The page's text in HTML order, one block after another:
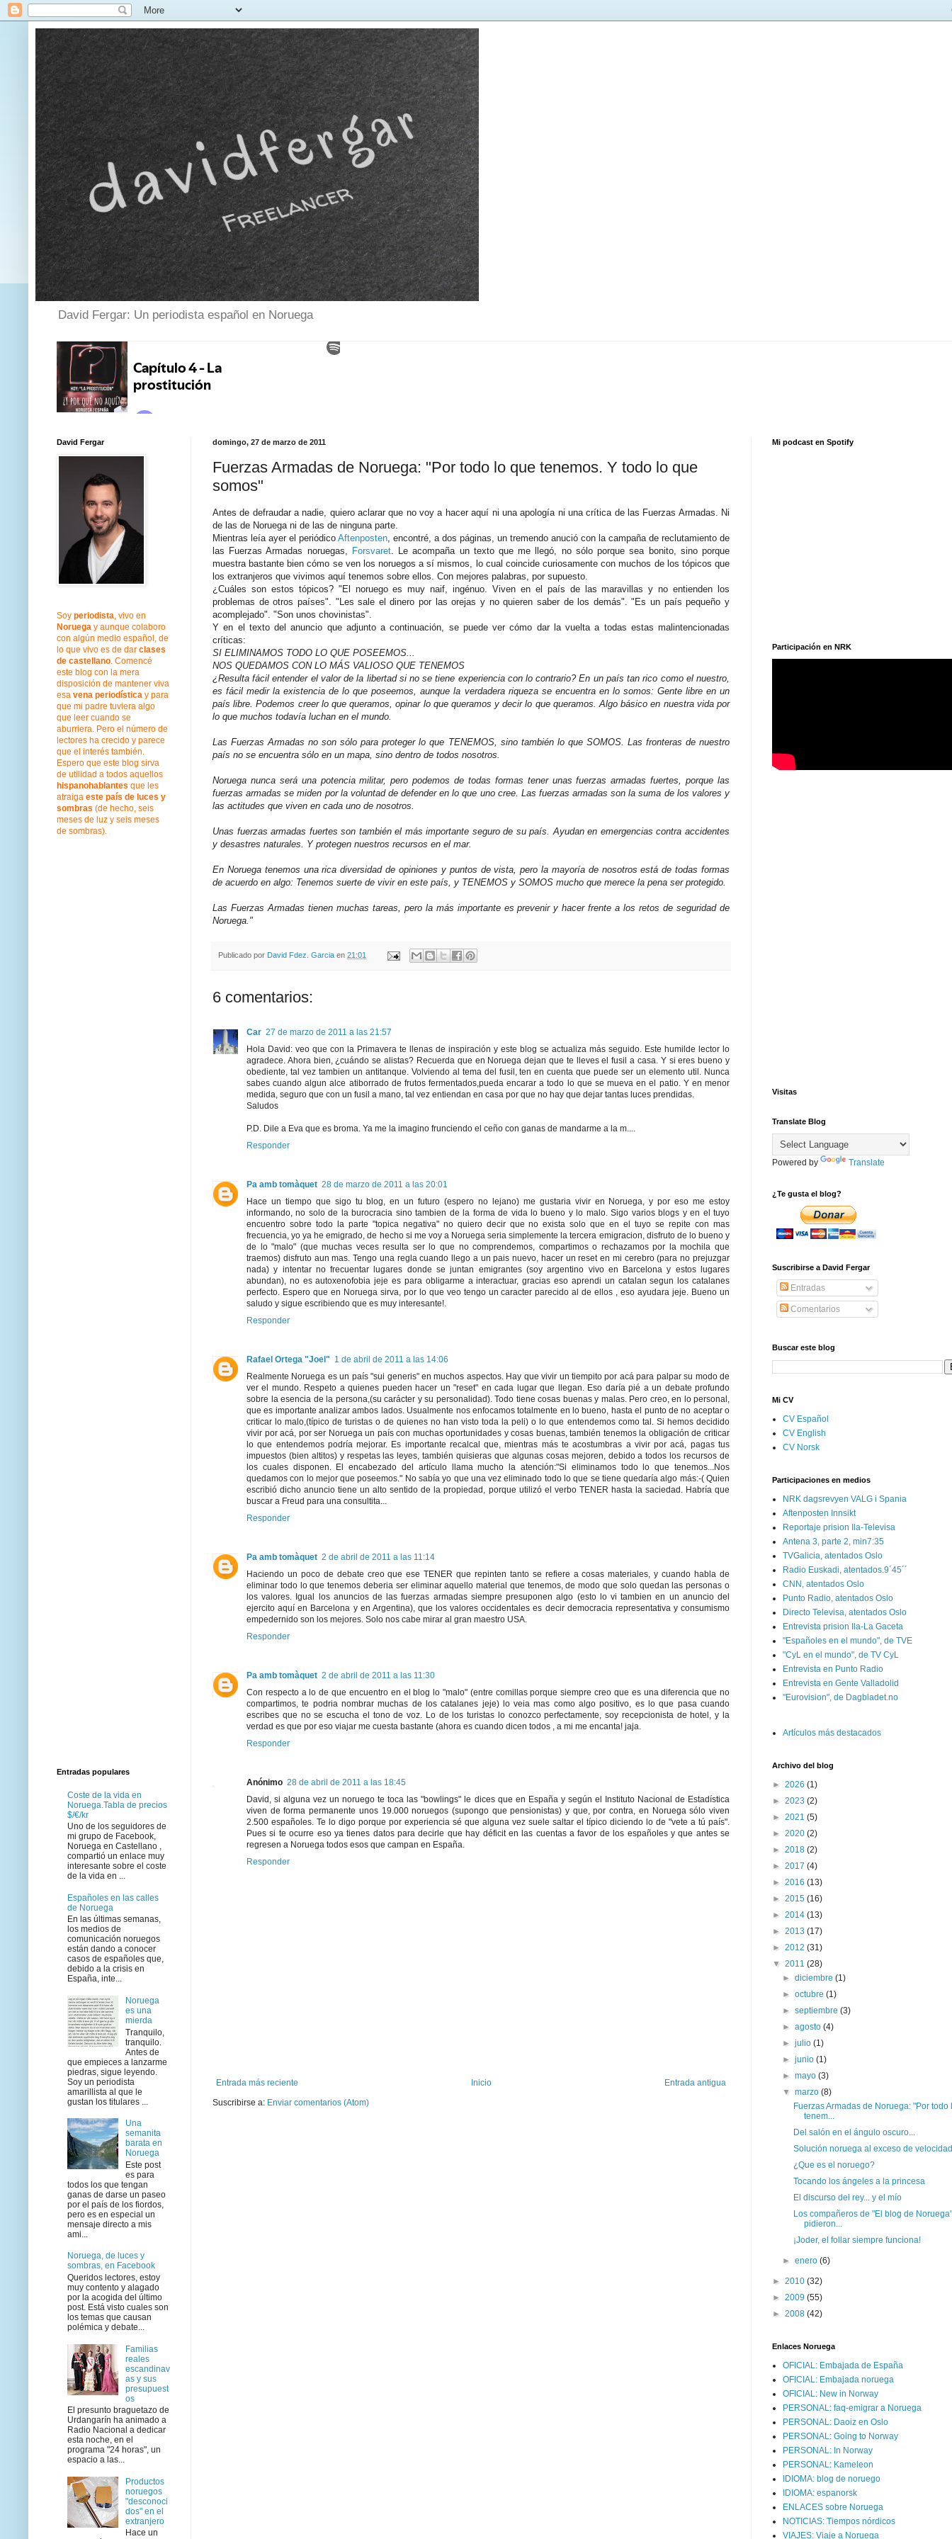
David Fergar: Un periodista español en Noruega
domingo, 27 de marzo de 2011
Fuerzas Armadas de Noruega: "Por todo lo que tenemos. Y todo lo que
somos"
Antes de defraudar a nadie, quiero aclarar que no voy a hacer aquí ni una apología ni una crítica de las Fuerzas Armadas. Ni
de las de Noruega ni de las de ninguna parte.
Mientras leía ayer el periódico Aftenposten, encontré, a dos páginas, un tremendo anució con la campaña de reclutamiento de
las Fuerzas Armadas noruegas, Forsvaret. Le acompaña un texto que me llegó, no sólo porque sea bonito, sino porque
muestra bastante bien cómo se ven los noruegos a sí mismos, lo cual coincide curiosamente con muchos de los tópicos que
los extranjeros que vivimos aquí tenemos sobre ellos. Con mejores palabras, por supuesto.
¿Cuáles son estos tópicos? "El noruego es muy naif, ingénuo. Viven en el país de las maravillas y no entienden los
problemas de otros países". "Les sale el dinero por las orejas y no quieren saber de los demás". "Es un país pequeño y
acomplejado". "Son unos chovinistas".
Y en el texto del anuncio que adjunto a continuación, se puede ver cómo dar la vuelta a todas estas malintencionadas
críticas:
SI ELIMINAMOS TODO LO QUE POSEEMOS...
NOS QUEDAMOS CON LO MÁS VALIOSO QUE TENEMOS
¿Resulta fácil entender el valor de la libertad si no se tiene experiencia con lo contrario? En un país tan rico como el nuestro,
es fácil medir la existencia de lo que poseemos, aunque la verdadera riqueza se encuentra en lo somos: Gente libre en un
país libre. Podemos creer lo que queramos, opinar lo que queramos y decir lo que queramos. Algo básico en nuestra vida por
lo que muchos todavía luchan en el mundo.
Las Fuerzas Armadas no son sólo para proteger lo que TENEMOS, sino también lo que SOMOS. Las fronteras de nuestro
país no se encuentra sólo en un mapa, sino dentro de todos nosotros.
Noruega nunca será una potencia militar, pero podemos de todas formas tener unas fuerzas armadas fuertes, porque las
fuerzas armadas se miden por la voluntad de defender en lo que uno cree. Las fuerzas armadas son la suma de los valores y
las actitudes que viven en cada uno de nosotros.
Unas fuerzas armadas fuertes son también el más importante seguro de su país. Ayudan en emergencias contra accidentes
y desastres naturales. Y protegen nuestros recursos en el mar.
En Noruega tenemos una rica diversidad de opiniones y puntos de vista, pero la mayoría de nosotros está de todas formas
de acuerdo en algo: Tenemos suerte de vivir en este país, y TENEMOS y SOMOS mucho que merece la pena ser protegido.
Las Fuerzas Armadas tienen muchas tareas, pero la más importante es prevenir y hacer frente a los retos de seguridad de
Noruega."
Publicado por David Fdez. Garcia en 21:01
6 comentarios:
Car 27 de marzo de 2011 a las 21:57
Hola David: veo que con la Primavera te llenas de inspiración y este blog se actualiza más seguido. Este humilde lector lo
agradece. Ahora bien, ¿cuándo se alistas? Recuerda que en Noruega dejan que te lleves el fusil a casa. Y si eres bueno y
obediente, tal vez tambien un antitanque. Volviendo al tema del fusil, ten en cuenta que puede ser un elemento util. Nunca
sabes cuando algun alce atiborrado de frutos fermentados,pueda encarar a todo lo que se mueva en el patio. Y en menor
medida, seguro que con un fusil a mano, tal vez entiendan en casa por que no hay que dejar tantas luces prendidas.
Saludos
P.D. Dile a Eva que es broma. Ya me la imagino frunciendo el ceño con ganas de mandarme a la m....
Responder
Pa amb tomàquet 28 de marzo de 2011 a las 20:01
Hace un tiempo que sigo tu blog, en un futuro (espero no lejano) me gustaria vivir en Noruega, y por eso me estoy
informando, no solo de la burocracia sino tambien de la forma de vida lo bueno y lo malo. Sigo varios blogs y en el tuyo
encuentro sobre todo la parte "topica negativa" no quiero decir que no exista solo que en el tuyo se repite con mas
frecuencia, yo ya he emigrado, de hecho si me voy a Noruega seria simplemente la tercera emigracion, disfruto de lo bueno y
de lo "malo" (que muchas veces resulta ser lo que no comprendemos, compartimos o rechazamos por la mochila que
traemos) disfruto aun mas. Tengo una regla cuando llego a un pais nuevo, hacer un reset en mi cerebro (para no prejuzgar
nada) y intentar no frecuentar lugares donde se juntan emigrantes (soy argentino vivo en Barcelona y estos lugares
abundan), no es autoxenofobia jeje es para obligarme a interactuar, gracias eso aprendi un catalan segun los catalanes
perfecto. Espero que en Noruega sirva, por lo que veo tengo un caracter parecido al de ellos , eso ayudara jeje. Bueno un
saludo y sigue escribiendo que es muy interesante!.
Responder
Rafael Ortega "Joel" 1 de abril de 2011 a las 14:06
Realmente Noruega es un país "sui generis" en muchos aspectos. Hay que vivir un tiempito por acá para palpar su modo de
ver el mundo. Respeto a quienes pueden hacer un "reset" en cada lugar que llegan. Eso daría pié a un debate profundo
sobre la esencia de la persona,(su carácter y su personalidad). Todo tiene cosas buenas y malas. Pero creo, en lo personal,
que es importante analizar ambos lados. Usualmente nos enfocamos totalmente en lo bueno, hasta el punto de no aceptar o
criticar lo malo,(típico de turistas o de quienes no han visto toda la peli) o lo que entendemos como tal. Si hemos decidido
vivir por acá, por ser Noruega un país con muchas oportunidades y cosas buenas, también tenemos la obligación de criticar
lo que entendemos podría mejorar. Es importante recalcal que, mientras más te acostumbras a vivir por acá, pagas tus
impuestos (bien altitos) y respetas las leyes, también quisieras que algunas cosas mejoren, debido a todos los recursos de
los cuales disponen. El encabezado del artículo llama mucho la atención:"Si eliminamos todo lo que tenemos...Nos
quedamos con lo mejor que poseemos." No sabía yo que una vez eliminado todo lo que se tiene quedaría algo más:-( Quien
escribió dicho anuncio tiene un alto sentido de la propiedad, porque utilizó el verbo TENER hasta la saciedad. Habría que
buscar a Freud para una consultita...
Responder
Pa amb tomàquet 2 de abril de 2011 a las 11:14
Haciendo un poco de debate creo que ese TENER que repinten tanto se refiere a cosas materiales, y cuando habla de
eliminar todo lo que tenemos deberia ser eliminar aquello material que tenemos, de modo que solo quedan las personas o
los valores. Igual los anuncios de las fuerzas armadas siempre presuponen algo (esto lo vi tambien en un anuncio del
ejercito aquí en Barcelona y en Argentina), que los valores occidentales es decir democracia representativa y consumismo
empedernido son los mejores. Solo nos cabe mirar al gran maestro USA.
Responder
Pa amb tomàquet 2 de abril de 2011 a las 11:30
Con respecto a lo de que encuentro en el blog lo "malo" (entre comillas porque siempre creo que es una diferencia que no
compartimos, te podria nombrar muchas de los catalanes jeje) lo veia mas como algo positivo, es lo que pasa cuando
escribes que no se escucha el tono de voz. Lo de los turistas lo conozco perfectamente, soy recepcionista de hotel, y la
verdad es que por eso viajar me cuesta bastante (ahora es cuando dicen todos , a mi me encanta! jaja.
Responder
Anónimo 28 de abril de 2011 a las 18:45
David, si alguna vez un noruego te toca las "bowlings" le dices que en España y según el Instituto Nacional de Estadística
viven de forma permanente unos 19.000 noruegos (supongo que pensionistas) y que, por contra, en Noruega sólo viven
2.500 españoles. Te lo digo porque por experiencia sé que alguna vez suele saltar el típico diciendo lo de "vete a tú país".
Pues si te ocurre eso ya tienes datos para decirle que hay déficit en las cuentas a favor de los españoles y que antes se
regresen a Noruega todos esos que campan en España.
Responder
Entrada más reciente Entrada antigua
Inicio
Suscribirse a: Enviar comentarios (Atom)
David Fergar
Soy periodista, vivo en
Noruega y aunque colaboro
con algún medio español, de
lo que vivo es de dar clases
de castellano. Comencé
este blog con la mera
disposición de mantener viva
esa vena periodística y para
que mi padre tuviera algo
que leer cuando se
aburriera. Pero el número de
lectores ha crecido y parece
que el interés también.
Espero que este blog sirva
de utilidad a todos aquellos
hispanohablantes que les
atraiga este país de luces y
sombras (de hecho, seis
meses de luz y seis meses
de sombras).
Entradas populares
Coste de la vida en
Noruega.Tabla de precios
$/€/kr
Uno de los seguidores de
mi grupo de Facebook,
Noruega en Castellano ,
compartió un enlace muy
interesante sobre el coste
de la vida en ...
Españoles en las calles
de Noruega
En las últimas semanas,
los medios de
comunicación noruegos
están dando a conocer
casos de españoles que,
debido a la crisis en
España, inte...
Noruega
es una
mierda
Tranquilo,
tranquilo.
Antes de
que empieces a lanzarme
piedras, sigue leyendo.
Soy un periodista
amarillista al que le
gustan los titulares ...
Una
semanita
barata en
Noruega
Este post
es para
todos los que tengan
ganas de darse un paseo
por el país de los fiordos,
pero es en especial un
mensaje directo a mis
ami...
Noruega, de luces y
sombras, en Facebook
Queridos lectores, estoy
muy contento y alagado
por la acogida del último
post. Está visto cuales son
los temas que causan
polémica y debate...
Familias
reales
escandinav
as y sus
presupuest
os
El presunto braguetazo de
Urdangarín ha animado a
Radio Nacional a dedicar
esta noche, en el
programa "24 horas", un
espacio a las...
Productos
noruegos
"desconoci
dos" en el
extranjero
Hace un
Mi podcast en Spotify
Participación en NRK
Visitas
Translate Blog
Powered by Translate
¿Te gusta el blog?
Suscribirse a David Fergar
Entradas
Comentarios
Buscar este blog
Mi CV
CV Español
CV English
CV Norsk
Participaciones en medios
NRK dagsrevyen VALG i Spania
Aftenposten Innsikt
Reportaje prision Ila-Televisa
Antena 3, parte 2, min7:35
TVGalicia, atentados Oslo
Radio Euskadi, atentados.9´45´´
CNN, atentados Oslo
Punto Radio, atentados Oslo
Directo Televisa, atentados Oslo
Entrevista prision Ila-La Gaceta
"Españoles en el mundo", de TVE
"CyL en el mundo", de TV CyL
Entrevista en Punto Radio
Entrevista en Gente Valladolid
"Eurovision", de Dagbladet.no
Artículos más destacados
Archivo del blog
► 2026 (1)
► 2023 (2)
► 2021 (5)
► 2020 (2)
► 2018 (2)
► 2017 (4)
► 2016 (13)
► 2015 (16)
► 2014 (13)
► 2013 (17)
► 2012 (31)
▼ 2011 (28)
►diciembre(1)
►octubre(1)
►septiembre(3)
►agosto(4)
►julio(1)
►junio(1)
►mayo(3)
▼marzo(8)
Fuerzas Armadas de Noruega: "Por todo
tenem...
Del salón en el ángulo oscuro...
Solución noruega al exceso de velocidad
¿Que es el noruego?
Tocando los ángeles a la princesa
El discurso del rey... y el mío
Los compañeros de "El blog de
pidieron...
¡Joder, el follar siempre funciona!
►enero(6)
► 2010 (32)
► 2009 (55)
► 2008 (42)
Enlaces Noruega
OFICIAL: Embajada de España
OFICIAL: Embajada noruega
OFICIAL: New in Norway
PERSONAL: faq-emigrar a Noruega
PERSONAL: Daoiz en Oslo
PERSONAL: Going to Norway
PERSONAL: In Norway
PERSONAL: Kameleon
IDIOMA: blog de noruego
IDIOMA: espanorsk
ENLACES sobre Noruega
NOTICIAS: Tiempos nórdicos
VIAJES: Viaje a Noruega